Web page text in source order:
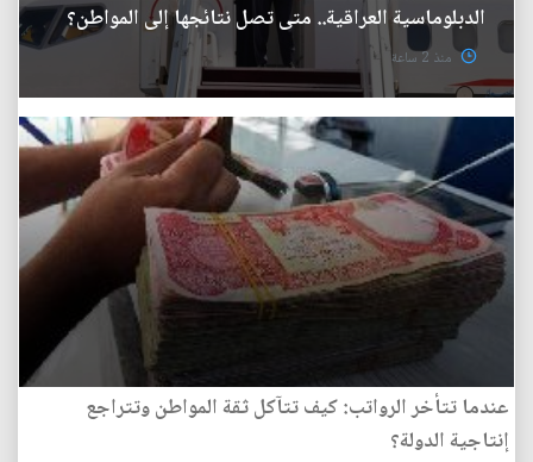
الدبلوماسية العراقية.. متى تصل نتائجها إلى المواطن؟
منذ 2 ساعة
عندما تتأخر الرواتب: كيف تتآكل ثقة المواطن وتتراجع
إنتاجية الدولة؟